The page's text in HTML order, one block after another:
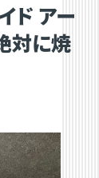
ド アー
対に焼